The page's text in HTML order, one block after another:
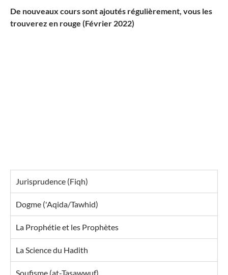
De nouveaux cours sont ajoutés régulièrement, vous les
trouverez en rouge (Février 2022)
Jurisprudence (Fiqh)
Dogme ('Aqida/Tawhid)
La Prophétie et les Prophètes
La Science du Hadith
Soufisme (at-Tasawwuf)